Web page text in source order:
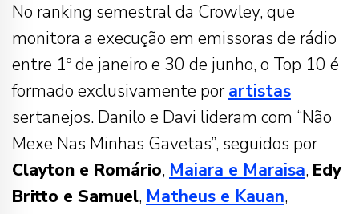
No ranking semestral da Crowley, que
monitora a execução em emissoras de rádio
entre 1º de janeiro e 30 de junho, o Top 10 é
formado exclusivamente por artistas
sertanejos. Danilo e Davi lideram com “Não
Mexe Nas Minhas Gavetas”, seguidos por
Clayton e Romário, Maiara e Maraisa, Edy
Britto e Samuel, Matheus e Kauan,